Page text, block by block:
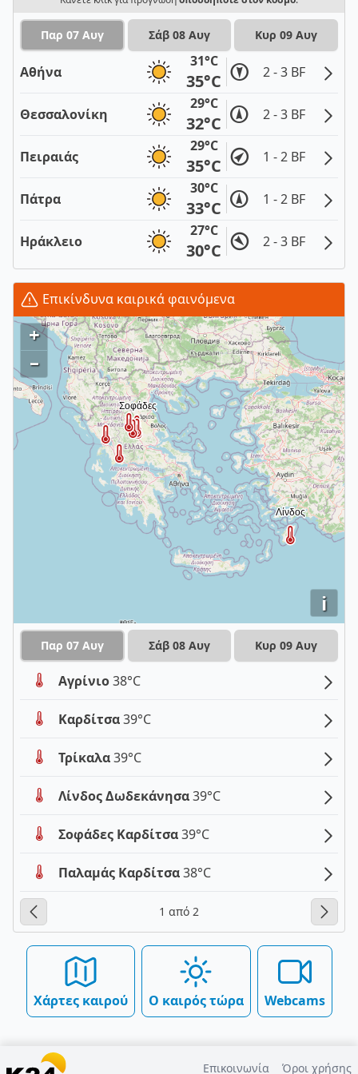
Παρ 07 Αυγ Σάβ 08 Αυγ Κυρ 09 Αυγ
Αθήνα
31°C
35°C 2 - 3 BF
Θεσσαλονίκη
29°C
32°C 2 - 3 BF
Πειραιάς
29°C
35°C 1 - 2 BF
Πάτρα
30°C
33°C 1 - 2 BF
Ηράκλειο
27°C
30°C 2 - 3 BF
Επικίνδυνα καιρικά φαινόμενα
i
+
–
Παρ 07 Αυγ Σάβ 08 Αυγ Κυρ 09 Αυγ
Αγρίνιο38°C
Καρδίτσα39°C
Τρίκαλα39°C
Λίνδος Δωδεκάνησα39°C
Σοφάδες Καρδίτσα39°C
Παλαμάς Καρδίτσα38°C
1 από 2
Χάρτες καιρού Ο καιρός τώρα Webcams
Επικοινωνία Όροι χρήσης